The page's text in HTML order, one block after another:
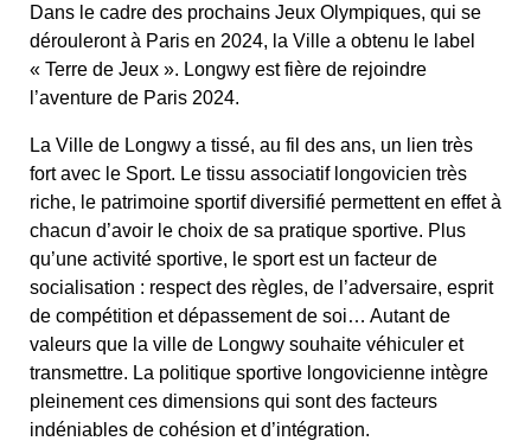
Dans le cadre des prochains Jeux Olympiques, qui se
dérouleront à Paris en 2024, la Ville a obtenu le label
« Terre de Jeux ». Longwy est fière de rejoindre
l’aventure de Paris 2024.
La Ville de Longwy a tissé, au fil des ans, un lien très
fort avec le Sport. Le tissu associatif longovicien très
riche, le patrimoine sportif diversifié permettent en effet à
chacun d’avoir le choix de sa pratique sportive. Plus
qu’une activité sportive, le sport est un facteur de
socialisation : respect des règles, de l’adversaire, esprit
de compétition et dépassement de soi… Autant de
valeurs que la ville de Longwy souhaite véhiculer et
transmettre. La politique sportive longovicienne intègre
pleinement ces dimensions qui sont des facteurs
indéniables de cohésion et d’intégration.